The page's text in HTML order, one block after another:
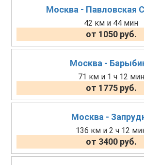
Москва - Павловская
42 км и 44 мин
от 1050 руб.
Москва -
71 км и 1 ч 12 мин
от 1775 руб.
Москва -
136 км и 2 ч 12
от 3400 руб.